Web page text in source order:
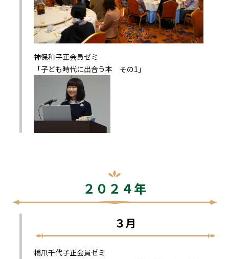
神保和子正会員ゼミ
「子ども時代に出合う本 その1」
２０２４年
３月
橋爪千代子正会員ゼミ